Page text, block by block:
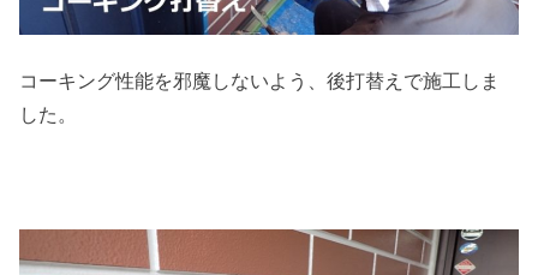
コーキング性能を邪魔しないよう、後打替えで施工しま
した。